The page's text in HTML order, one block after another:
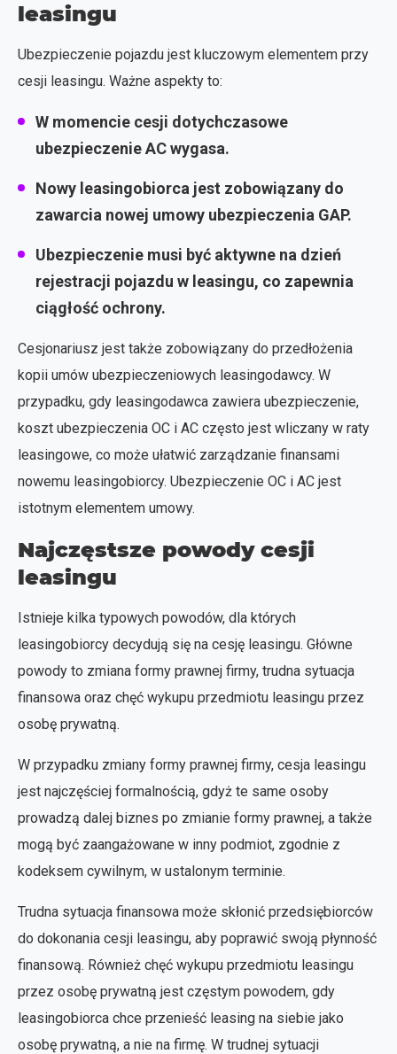
leasingu
Ubezpieczenie pojazdu jest kluczowym elementem przy
cesji leasingu. Ważne aspekty to:
W momencie cesji dotychczasowe
ubezpieczenie AC wygasa.
Nowy leasingobiorca jest zobowiązany do
zawarcia nowej umowy ubezpieczenia GAP.
Ubezpieczenie musi być aktywne na dzień
rejestracji pojazdu w leasingu, co zapewnia
ciągłość ochrony.
Cesjonariusz jest także zobowiązany do przedłożenia
kopii umów ubezpieczeniowych leasingodawcy. W
przypadku, gdy leasingodawca zawiera ubezpieczenie,
koszt ubezpieczenia OC i AC często jest wliczany w raty
leasingowe, co może ułatwić zarządzanie finansami
nowemu leasingobiorcy. Ubezpieczenie OC i AC jest
istotnym elementem umowy.
Najczęstsze powody cesji
leasingu
Istnieje kilka typowych powodów, dla których
leasingobiorcy decydują się na cesję leasingu. Główne
powody to zmiana formy prawnej firmy, trudna sytuacja
finansowa oraz chęć wykupu przedmiotu leasingu przez
osobę prywatną.
W przypadku zmiany formy prawnej firmy, cesja leasingu
jest najczęściej formalnością, gdyż te same osoby
prowadzą dalej biznes po zmianie formy prawnej, a także
mogą być zaangażowane w inny podmiot, zgodnie z
kodeksem cywilnym, w ustalonym terminie.
Trudna sytuacja finansowa może skłonić przedsiębiorców
do dokonania cesji leasingu, aby poprawić swoją płynność
finansową. Również chęć wykupu przedmiotu leasingu
przez osobę prywatną jest częstym powodem, gdy
leasingobiorca chce przenieść leasing na siebie jako
osobę prywatną, a nie na firmę. W trudnej sytuacji